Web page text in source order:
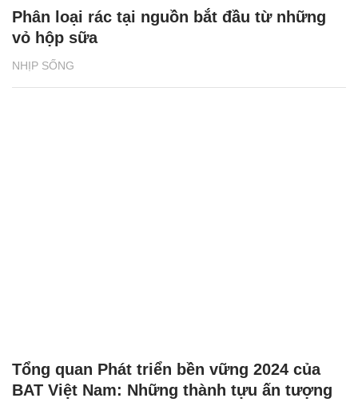
NHỊP SỐNG
Phân loại rác tại nguồn bắt đầu từ những
vỏ hộp sữa
Tổng quan Phát triển bền vững 2024 của
BAT Việt Nam: Những thành tựu ấn tượng